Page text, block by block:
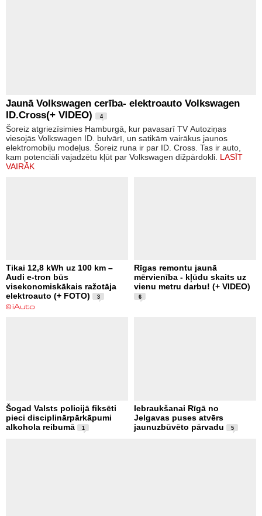
Jaunā Volkswagen cerība- elektroauto Volkswagen
ID.Cross(+ VIDEO)
4
Šoreiz atgriezīsimies Hamburgā, kur pavasarī TV Autoziņas
viesojās Volkswagen ID. bulvārī, un satikām vairākus jaunos
elektromobiļu modeļus. Šoreiz runa ir par ID. Cross. Tas ir auto,
kam potenciāli vajadzētu kļūt par Volkswagen dižpārdokli. LASĪT
VAIRĀK
Tikai 12,8 kWh uz 100 km –
Audi e-tron būs
visekonomiskākais ražotāja
elektroauto (+ FOTO)
3
Rīgas remontu jaunā
mērvienība - kļūdu skaits uz
vienu metru darbu! (+ VIDEO)
6
Šogad Valsts policijā fiksēti
pieci disciplinārpārkāpumi
alkohola reibumā
1
Iebraukšanai Rīgā no
Jelgavas puses atvērs
jaunuzbūvēto pārvadu
5